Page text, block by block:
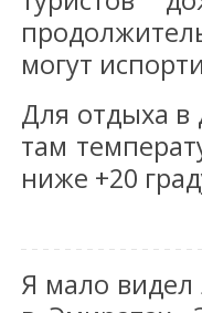
могут
Для отдыха в
там
ниже +20
Я мало